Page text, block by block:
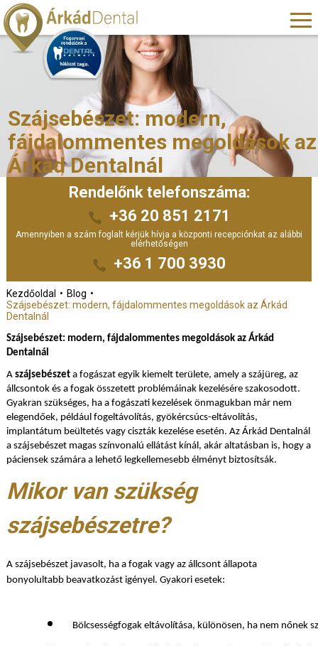
Szájsebészet: modern,
fájdalommentes megoldások az
Árkád Dentalnál
Rendelőnk telefonszáma:
+36 20 851 2171
Amennyiben a szám foglalt kérjük hívja a központi recepciónkat az alábbi
elérhetőségen
+36 1 700 3930
Kezdőoldal
Blog
Szájsebészet: modern, fájdalommentes megoldások az Árkád
Dentalnál
Szájsebészet: modern, fájdalommentes megoldások az Árkád
Dentalnál
A szájsebészeta fogászat egyik kiemelt területe, amely a szájüreg, az
állcsontok és a fogak összetett problémáinak kezelésére szakosodott.
Gyakran szükséges, ha a fogászati kezelések önmagukban már nem
elegendőek, például fogeltávolítás, gyökércsúcs-eltávolítás,
implantátum beültetés vagy ciszták kezelése esetén. Az Árkád Dentalnál
a szájsebészet magas színvonalú ellátást kínál, akár altatásban is, hogy a
páciensek számára a lehető legkellemesebb élményt biztosítsák.
Mikor van szükség
szájsebészetre?
A szájsebészet javasolt, ha a fogak vagy az állcsont állapota
bonyolultabb beavatkozást igényel. Gyakori esetek:
Bölcsességfogak eltávolítása, különösen, ha nem nőnek